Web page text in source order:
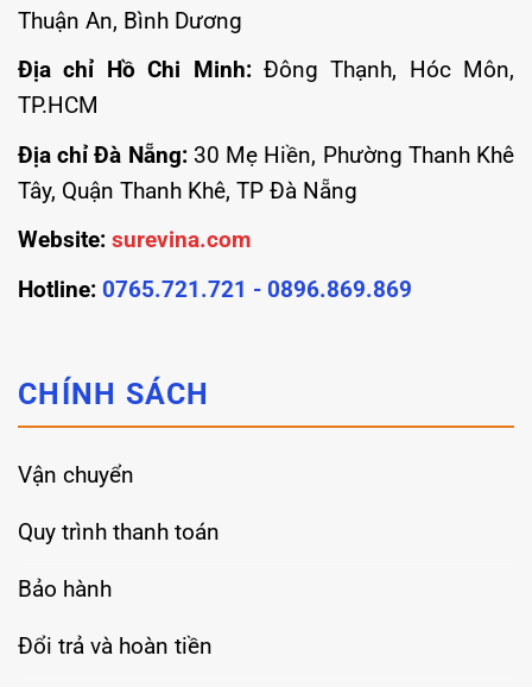
Thuận An, Bình Dương
Địa chỉ Hồ Chi Minh:Đông Thạnh, Hóc Môn,
TP.HCM
Địa chỉ Đà Nẵng:30 Mẹ Hiền, Phường Thanh Khê
Tây, Quận Thanh Khê, TP Đà Nẵng
Website: surevina.com
Hotline: 0765.721.721 - 0896.869.869
CHÍNH SÁCH
Vận chuyển
Quy trình thanh toán
Bảo hành
Đổi trả và hoàn tiền